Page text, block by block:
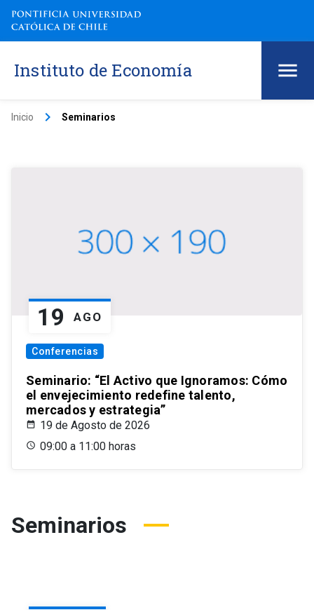
Instituto de Economía
Inicio keyboard_arrow_right Seminarios
19 AGO
Conferencias
Seminario: “El Activo que Ignoramos: Cómo
el envejecimiento redefine talento,
mercados y estrategia”
19 de Agosto de 2026
09:00 a 11:00 horas
Seminarios